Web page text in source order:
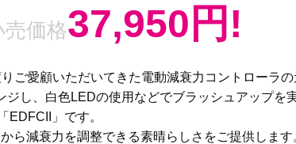
価格37,950円!
ご愛顧いただいてきた電動減衰力コントローラ
ジし、白色LEDの使用などでブラッシュアップを
EDFCII」です。
ら減衰力を調整できる素晴らしさをご提供します